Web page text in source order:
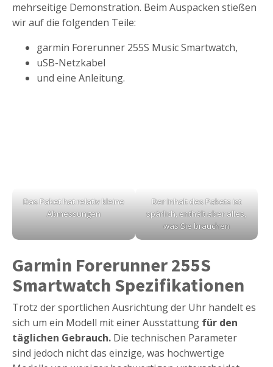
mehrseitige Demonstration. Beim Auspacken stießen
wir auf die folgenden Teile:
garmin Forerunner 255S Music Smartwatch,
uSB-Netzkabel
und eine Anleitung.
Das Paket hat relativ kleine
Abmessungen
Der Inhalt des Pakets ist
spärlich, enthält aber alles,
was Sie brauchen
Garmin Forerunner 255S
Smartwatch Spezifikationen
Trotz der sportlichen Ausrichtung der Uhr handelt es
sich um ein Modell mit einer Ausstattung für den
täglichen Gebrauch. Die technischen Parameter
sind jedoch nicht das einzige, was hochwertige